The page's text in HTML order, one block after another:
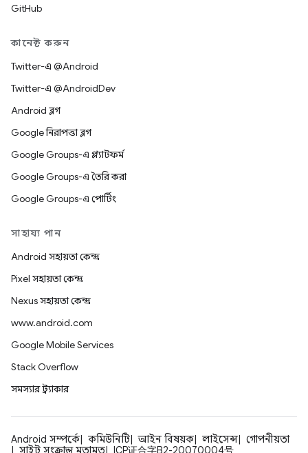
GitHub
কানেক্ট করুন
Twitter-এ @Android
Twitter-এ @AndroidDev
Android ব্লগ
Google নিরাপত্তা ব্লগ
Google Groups-এ প্ল্যাটফর্ম
Google Groups-এ তৈরি করা
Google Groups-এ পোর্টিং
সাহায্য পান
Android সহায়তা কেন্দ্র
Pixel সহায়তা কেন্দ্র
Nexus সহায়তা কেন্দ্র
www.android.com
Google Mobile Services
Stack Overflow
সমস্যার ট্র্যাকার
Android সম্পর্কে কমিউনিটি আইন বিষয়ক লাইসেন্স
গোপনীয়তা
সাইট সংক্রান্ত মতামত
ICP证合字B2-20070004号